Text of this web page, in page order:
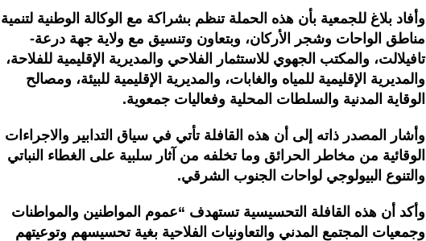
وأفاد بلاغ للجمعية بأن هذه الحملة تنظم بشراكة مع الوكالة الوطنية لتنمية
مناطق الواحات وشجر الأركان، وبتعاون وتنسيق مع ولاية جهة درعة-
تافيلالت، والمكتب الجهوي للاستثمار الفلاحي والمديرية الإقليمية للفلاحة،
والمديرية الإقليمية للمياه والغابات، والمديرية الإقليمية للبيئة، ومصالح
الوقاية المدنية والسلطات المحلية وفعاليات جمعوية.
وأشار المصدر ذاته إلى أن هذه القافلة تأتي في سياق التدابير والاجراءات
الوقائية من مخاطر الحرائق وما تخلفه من آثار سلبية على الغطاء النباتي
والتنوع البيولوجي لواحات الجنوب الشرقي.
وأكد أن هذه القافلة التحسيسية تستهدف “عموم المواطنين والمواطنات
وجمعيات المجتمع المدني والتعاونيات الفلاحية بغية تحسيسهم وتوعيتهم